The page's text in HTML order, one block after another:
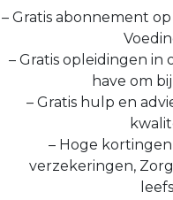
– Gratis abonnement
– Gratis opleidingen in
have om
– Gratis hulp en
– Hoge
verzekeringen,